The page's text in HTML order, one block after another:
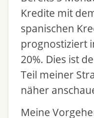
Kredite mit
spanischen
prognostiziert
20%. Dies ist
Teil meiner
näher
Meine